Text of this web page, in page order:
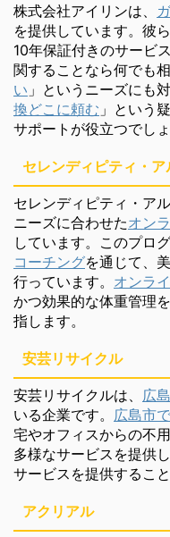
株式会社アイリンは、
を提供しています。彼
10年保証付きのサービ
関することなら何でも
い 」というニーズにも
換どこに頼む 」という
サポートが役立つでしょ
セレンディピティ・
セレンディピティ・ア
ニーズに合わせたオン
しています。このプログ
コーチングを通じて、
行っています。 オンラ
かつ効果的な体重管理
指します。
安芸リサイクル
安芸リサイクルは、 広
いる企業です。 広島市
宅やオフィスからの不
多様なサービスを提供
サービスを提供するこ
アクリアル